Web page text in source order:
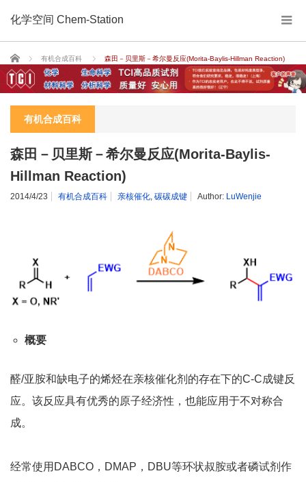
化学空间 Chem-Station
Home 有机合成百科 森田－贝里斯－希尔曼反应(Morita-Baylis-Hillman Reaction)
有机合成百科
森田－贝里斯－希尔曼反应(Morita-Baylis-
Hillman Reaction)
2014/4/23 有机合成百科 亲核催化 碳碳成键 Author: LuWenjie
概要
醛/亚胺和缺电子的烯烃在亲核催化剂的存在下的C-C成键反
应。该反应具有优秀的原子经济性，也能应用于不对称合
成。
经常使用DABCO，DMAP，DBU等环状叔胺或者磷试剂作